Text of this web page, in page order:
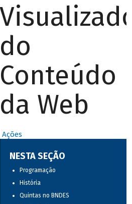
Visualizador
do
Conteúdo
da Web
Ações
NESTA SEÇÃO
Programação
História
Quintas no BNDES